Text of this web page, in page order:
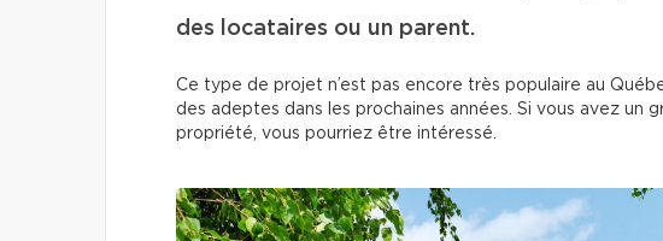
des locataires ou un parent.
Ce type de projet n’est pas encore très populaire au
des adeptes dans les prochaines années. Si vous avez un
propriété, vous pourriez être intéressé.